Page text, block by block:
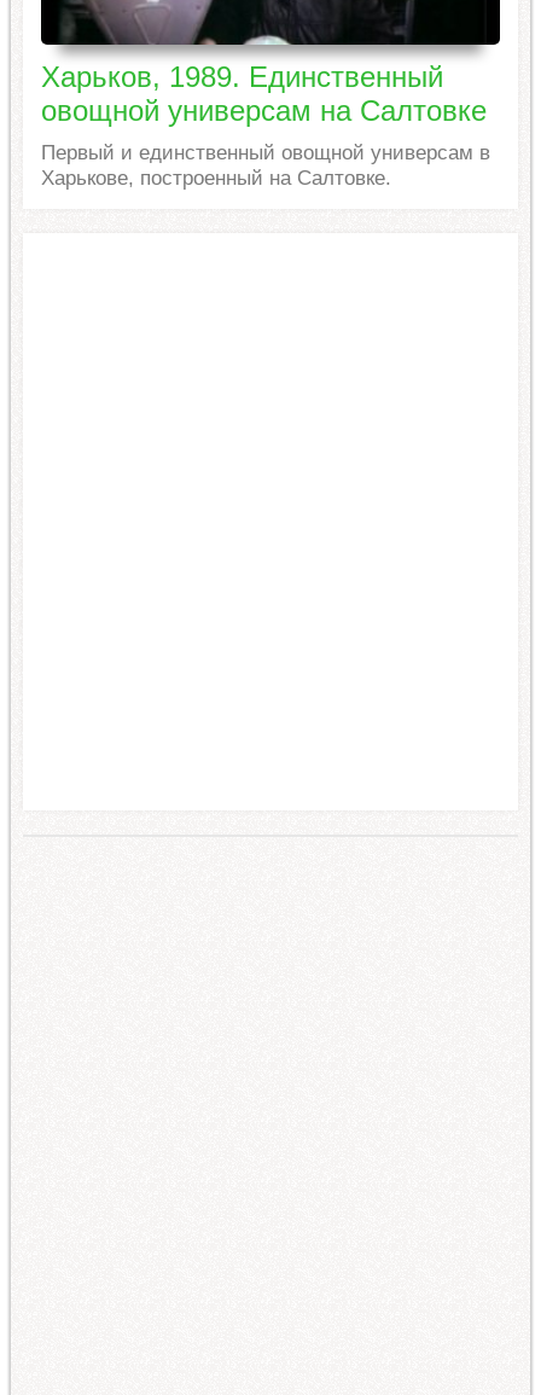
Харьков, 1989. Единственный
овощной универсам на Салтовке
Первый и единственный овощной универсам в
Харькове, построенный на Салтовке.